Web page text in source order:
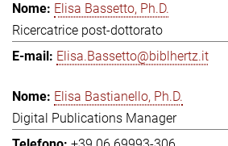
Elisa Bassetto, Ph.D.
Ricercatrice post-dottorato
Elisa.Bassetto@biblhertz.it
Elisa Bastianello, Ph.D.
Digital Publications Manager